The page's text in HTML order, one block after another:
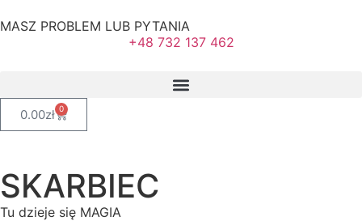
MASZ PROBLEM LUB PYTANIA
+48 732 137 462
0.00zł 0
SKARBIEC
Tu dzieje się MAGIA